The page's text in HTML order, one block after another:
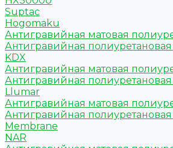
Suptac
Hogomaku
Антигравийная матовая
Антигравийная
KDX
Антигравийная матовая
Антигравийная
Llumar
Антигравийная матовая
Антигравийная
Membrane
NAR